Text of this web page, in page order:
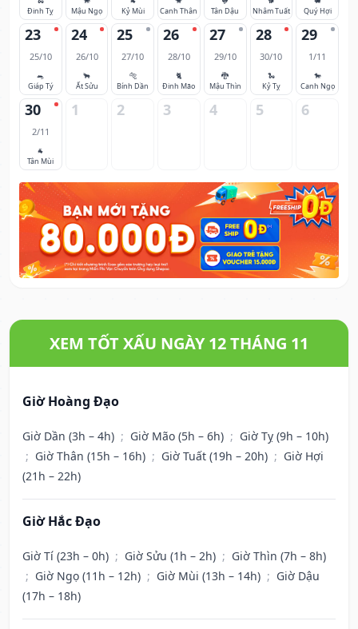
Đinh Tỵ
Mậu Ngọ
Kỷ Mùi
Canh Thân
Tân Dậu
Nhâm Tuất
Quý Hợi
23
25/10
🐀
Giáp Tý
24
26/10
🐂
Ất Sửu
25
27/10
🐅
Bính Dần
26
28/10
🐈
Đinh Mão
27
29/10
🐉
Mậu Thìn
28
30/10
🐍
Kỷ Tỵ
29
1/11
🐎
Canh Ngọ
30
2/11
🐐
Tân Mùi
1 2 3 4 5 6
XEM TỐT XẤU NGÀY 12 THÁNG 11
Giờ Hoàng Đạo
Giờ Dần (3h – 4h) ; Giờ Mão (5h – 6h) ; Giờ Tỵ (9h – 10h)
; Giờ Thân (15h – 16h) ; Giờ Tuất (19h – 20h) ; Giờ Hợi
(21h – 22h)
Giờ Hắc Đạo
Giờ Tí (23h – 0h) ; Giờ Sửu (1h – 2h) ; Giờ Thìn (7h – 8h)
; Giờ Ngọ (11h – 12h) ; Giờ Mùi (13h – 14h) ; Giờ Dậu
(17h – 18h)